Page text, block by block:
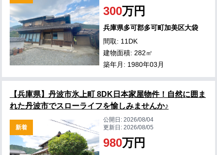
300万円
兵庫県多可郡多可町加美区大袋
間取: 11DK
建物面積: 282㎡
築年月: 1980年03月
【兵庫県】丹波市氷上町 8DK日本家屋物件！自然に囲ま
れた丹波市でスローライフを愉しみませんか♪
新着
公開日:2026/08/04
更新日:2026/08/05
980万円